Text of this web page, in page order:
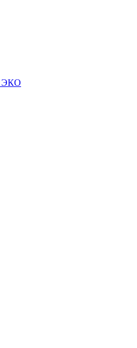
ЭКО